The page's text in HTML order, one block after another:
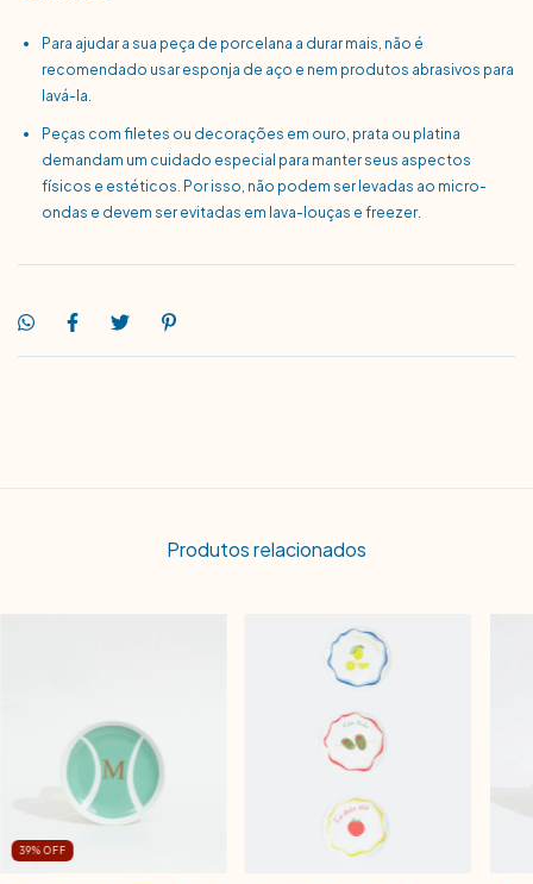
Para ajudar a sua peça de porcelana a durar mais, não é
recomendado usar esponja de aço e nem produtos abrasivos para
lavá-la.
Peças com filetes ou decorações em ouro, prata ou platina
demandam um cuidado especial para manter seus aspectos
físicos e estéticos. Por isso, não podem ser levadas ao micro-
ondas e devem ser evitadas em lava-louças e freezer.
Produtos relacionados
39% OFF